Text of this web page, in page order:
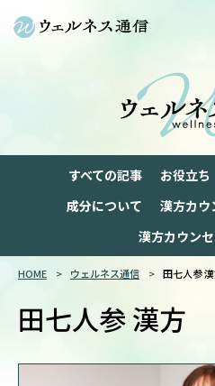
すべての記事 お役立ち
成分について
漢方カウ
漢方カウン
HOME ウェルネス通信 田七人参
田七人参 漢方